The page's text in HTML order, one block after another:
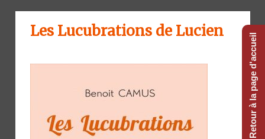
Les Lucubrations de Lucien
Retour à la page d'accueil